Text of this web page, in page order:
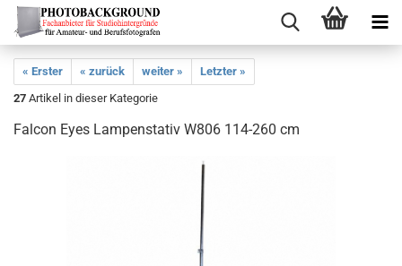
« Erster « zurück weiter »
Letzter »
27 Artikel in dieser Kategorie
Falcon Eyes Lampenstativ W806 114-260 cm